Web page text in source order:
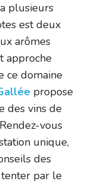
plusieurs
est deux
arômes
approche
ce domaine
propose
des vins de
vous
unique,
des
tenter par le